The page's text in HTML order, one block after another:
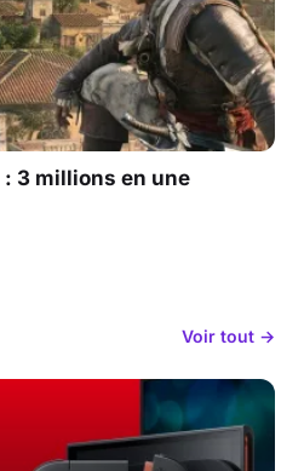
: 3 millions en une
Voir tout →